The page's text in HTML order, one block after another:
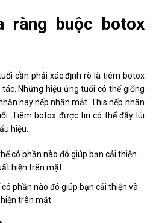
ràng buộc botox
cần phải xác định rõ là tiêm botox
Những hiệu ứng tuổi có thể giống
hay nếp nhăn mắt. This nếp nhăn
Tiêm botox được tin có thể đẩy lùi
hiệu.
phần nào đó giúp bạn cải thiện và
trên mặt